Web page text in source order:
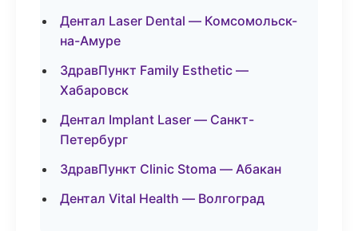
Дентал Laser Dental — Комсомольск-
на-Амуре
ЗдравПункт Family Esthetic —
Хабаровск
Дентал Implant Laser — Санкт-
Петербург
ЗдравПункт Clinic Stoma — Абакан
Дентал Vital Health — Волгоград